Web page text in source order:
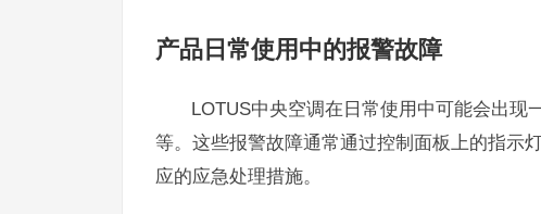
产品日常使用中的报警故障
LOTUS中央空调在日常使用中可能会出现
等。这些报警故障通常通过控制面板上的指示
应的应急处理措施。